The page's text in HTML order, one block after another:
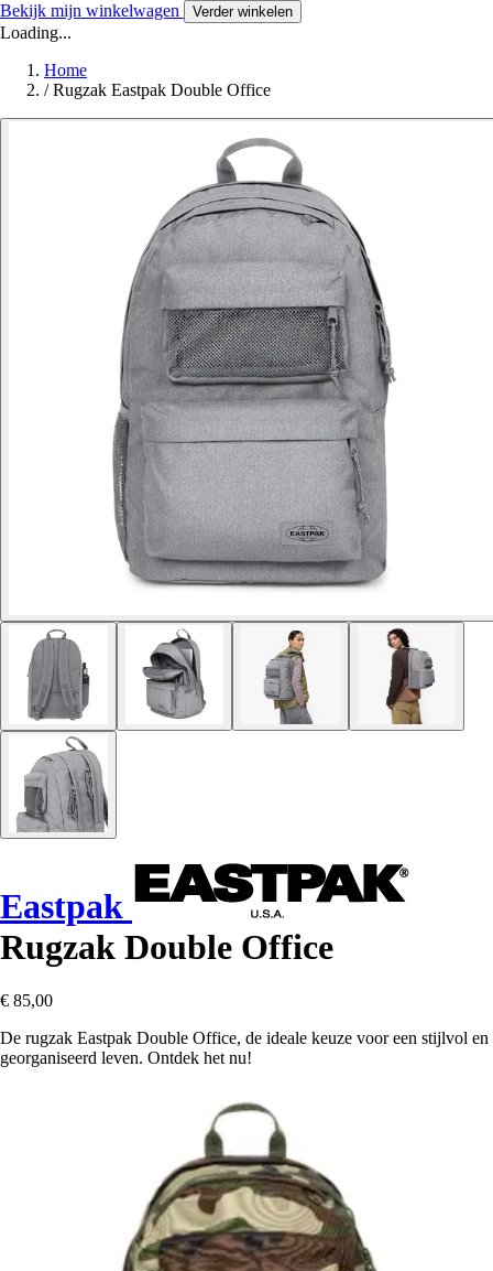
Bekijk mijn winkelwagen Verder winkelen
Loading...
Home
/ Rugzak Eastpak Double Office
Eastpak
Rugzak Double Office
€ 85,00
De rugzak Eastpak Double Office, de ideale keuze voor een stijlvol en
georganiseerd leven. Ontdek het nu!